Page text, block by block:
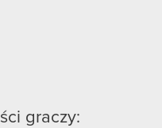
graczy: